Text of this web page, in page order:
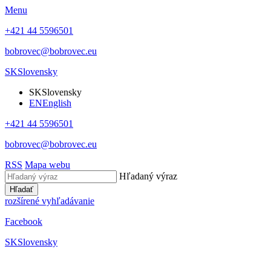
Menu
+421 44 5596501
bobrovec@bobrovec.eu
SKSlovensky
SKSlovensky
ENEnglish
+421 44 5596501
bobrovec@bobrovec.eu
RSS Mapa webu
Hľadaný výraz
Hľadať
rozšírené vyhľadávanie
Facebook
SKSlovensky